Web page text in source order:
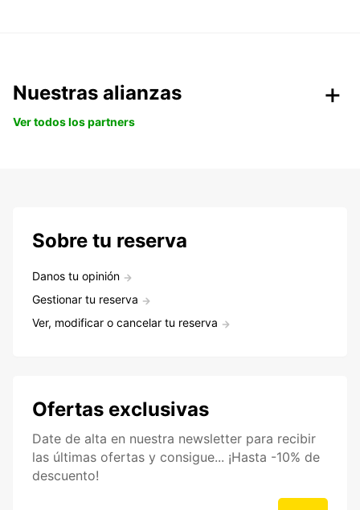
Nuestras alianzas
Ver todos los partners
Sobre tu reserva
Danos tu opinión
Gestionar tu reserva
Ver, modificar o cancelar tu reserva
Ofertas exclusivas
Date de alta en nuestra newsletter para recibir
las últimas ofertas y consigue... ¡Hasta -10% de
descuento!